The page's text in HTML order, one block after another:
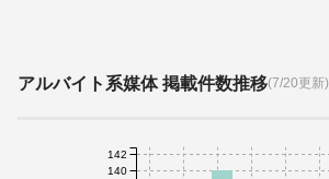
アルバイト系媒体 掲載件数推移(7/20更新)
140
142